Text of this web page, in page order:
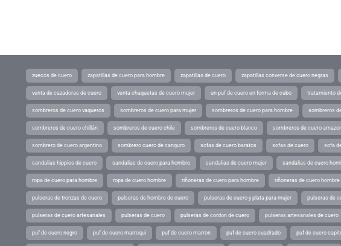
zuecos de cuero zapatillas de cuero para hombre zapatillas de cuero zapatillas converse de cuero negras
venta de cazadoras de cuero venta chaquetas de cuero mujer un puf de cuero en forma de cubo tratamiento
sombreros de cuero vaqueros sombreros de cuero para mujer sombreros de cuero para hombre sombreros
sombreros de cuero chillán sombreros de cuero chile sombreros de cuero blanco sombreros de cuero
sombrero de cuero argentino sombrero cuero de canguro sofas de cuero baratos sofas de cuero sofa
sandalias hippies de cuero sandalias de cuero para hombre sandalias de cuero mujer sandalias de cuero
ropa de cuero para hombre ropa de cuero hombre riñoneras de cuero para hombre riñoneras de cuero hombre
pulseras de trenzas de cuero pulseras de hombre de cuero pulseras de cuero y plata para mujer pulseras de
pulseras de cuero artesanales pulseras de cuero pulseras de cordon de cuero pulseras artesanales de cuero
puf de cuero negro puf de cuero marroqui puf de cuero marron puf de cuero cuadrado puf de cuero